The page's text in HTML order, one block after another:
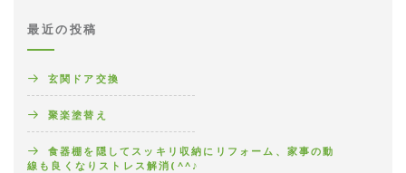
最近の投稿
玄関ドア交換
聚楽塗替え
食器棚を隠してスッキリ収納にリフォーム、家事の動
線も良くなりストレス解消(^^♪